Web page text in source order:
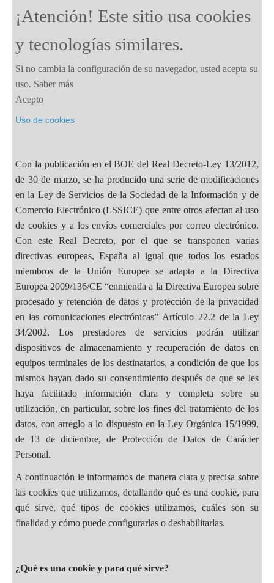
¡Atención! Este sitio usa cookies
y tecnologías similares.
Si no cambia la configuración de su navegador, usted acepta su
uso. Saber más
Acepto
Uso de cookies
Con la publicación en el BOE del Real Decreto-Ley 13/2012,
de 30 de marzo, se ha producido una serie de modificaciones
en la Ley de Servicios de la Sociedad de la Información y de
Comercio Electrónico (LSSICE) que entre otros afectan al uso
de cookies y a los envíos comerciales por correo electrónico.
Con este Real Decreto, por el que se transponen varias
directivas europeas, España al igual que todos los estados
miembros de la Unión Europea se adapta a la Directiva
Europea 2009/136/CE “enmienda a la Directiva Europea sobre
procesado y retención de datos y protección de la privacidad
en las comunicaciones electrónicas” Artículo 22.2 de la Ley
34/2002. Los prestadores de servicios podrán utilizar
dispositivos de almacenamiento y recuperación de datos en
equipos terminales de los destinatarios, a condición de que los
mismos hayan dado su consentimiento después de que se les
haya facilitado información clara y completa sobre su
utilización, en particular, sobre los fines del tratamiento de los
datos, con arreglo a lo dispuesto en la Ley Orgánica 15/1999,
de 13 de diciembre, de Protección de Datos de Carácter
Personal.
A continuación le informamos de manera clara y precisa sobre
las cookies que utilizamos, detallando qué es una cookie, para
qué sirve, qué tipos de cookies utilizamos, cuáles son su
finalidad y cómo puede configurarlas o deshabilitarlas.
¿Qué es una cookie y para qué sirve?